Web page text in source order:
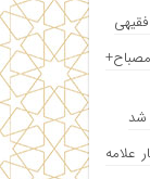
مصباح+
شد
علامه